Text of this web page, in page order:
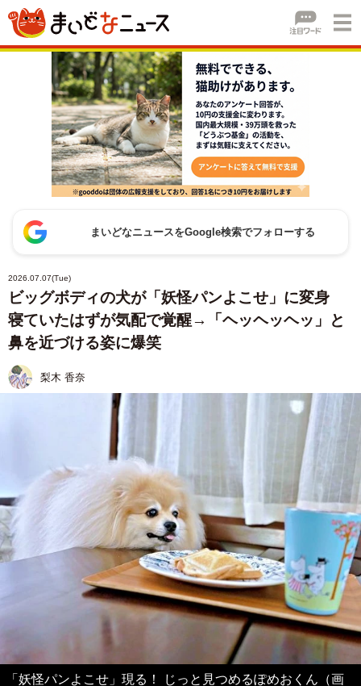
まいどなニュースをGoogle検索でフォローする
2026.07.07(Tue)
ビッグボディの犬が「妖怪パンよこせ」に変身
寝ていたはずが気配で覚醒→「ヘッヘッヘッ」と
鼻を近づける姿に爆笑
梨木 香奈
「妖怪パンよこせ」現る！ じっと見つめるぽめおくん（画